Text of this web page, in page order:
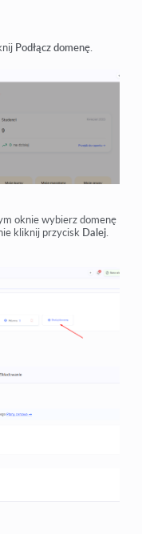
Podłącz domenę
oknie wybierz domenę
kliknij przycisk Dalej